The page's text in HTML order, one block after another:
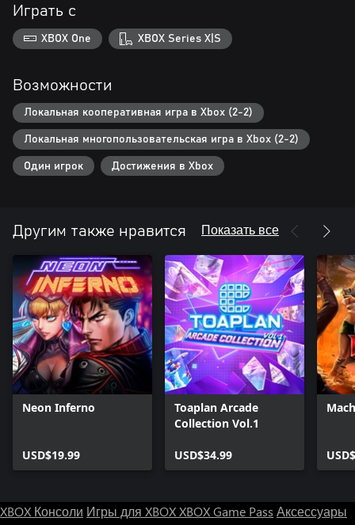
Играть с
XBOX One XBOX Series X|S
Возможности
Локальная кооперативная игра в Xbox (2-2)
Локальная многопользовательская игра в Xbox (2-2)
Один игрок Достижения в Xbox
Другим также нравится Показать все
Neon Inferno
USD$19.99
Toaplan Arcade
Collection Vol.1
USD$34.99
XBOX Консоли Игры для XBOXXBOX Game Pass Аксессуары